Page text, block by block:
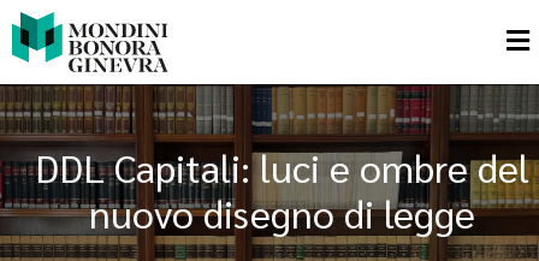
DDL Capitali: luci e ombre del
nuovo disegno di legge